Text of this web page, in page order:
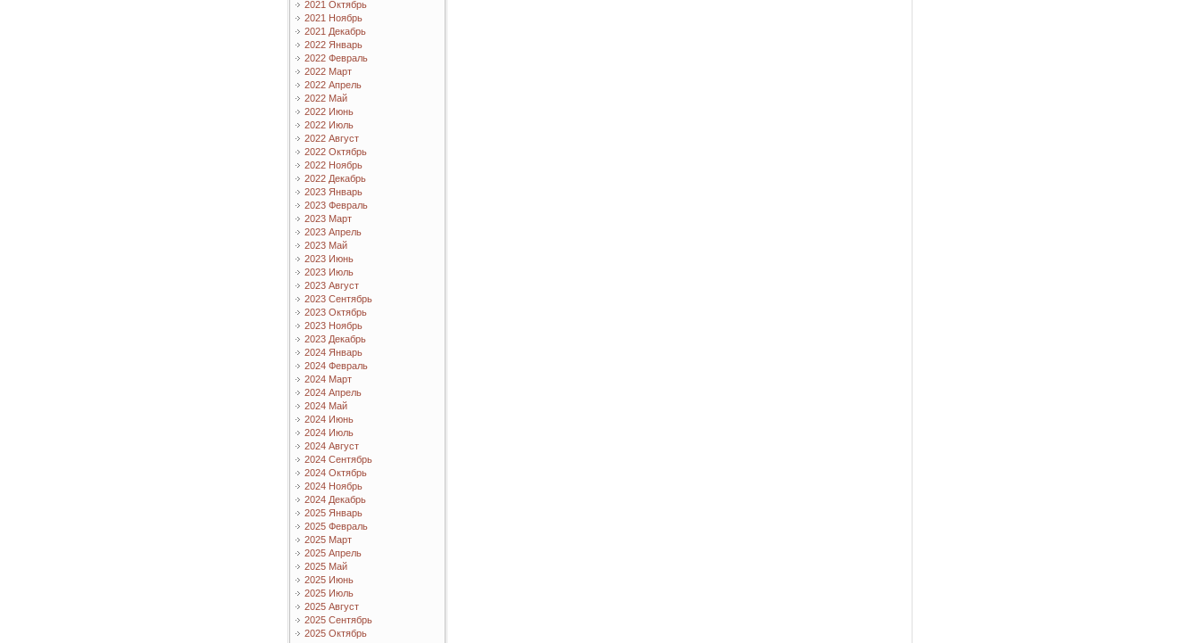
2021 Октябрь
2021 Ноябрь
2021 Декабрь
2022 Январь
2022 Февраль
2022 Март
2022 Апрель
2022 Май
2022 Июнь
2022 Июль
2022 Август
2022 Октябрь
2022 Ноябрь
2022 Декабрь
2023 Январь
2023 Февраль
2023 Март
2023 Апрель
2023 Май
2023 Июнь
2023 Июль
2023 Август
2023 Сентябрь
2023 Октябрь
2023 Ноябрь
2023 Декабрь
2024 Январь
2024 Февраль
2024 Март
2024 Апрель
2024 Май
2024 Июнь
2024 Июль
2024 Август
2024 Сентябрь
2024 Октябрь
2024 Ноябрь
2024 Декабрь
2025 Январь
2025 Февраль
2025 Март
2025 Апрель
2025 Май
2025 Июнь
2025 Июль
2025 Август
2025 Сентябрь
2025 Октябрь